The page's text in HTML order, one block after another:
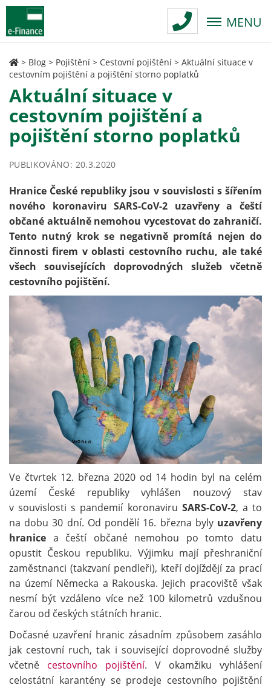
MENU
> Blog > Pojištění > Cestovní pojištění > Aktuální situace v
cestovním pojištění a pojištění storno poplatků
Aktuální situace v
cestovním pojištění a
pojištění storno poplatků
PUBLIKOVÁNO: 20.3.2020
Hranice České republiky jsou v souvislosti s šířením
nového koronaviru SARS-CoV-2 uzavřeny a čeští
občané aktuálně nemohou vycestovat do zahraničí.
Tento nutný krok se negativně promítá nejen do
činnosti firem v oblasti cestovního ruchu, ale také
všech souvisejících doprovodných služeb včetně
cestovního pojištění.
Ve čtvrtek 12. března 2020 od 14 hodin byl na celém
území České republiky vyhlášen nouzový stav
v souvislosti s pandemií koronaviru SARS-CoV-2, a to
na dobu 30 dní. Od pondělí 16. března bylyuzavřeny
hranice a čeští občané nemohou po tomto datu
opustit Českou republiku. Výjimku mají přeshraniční
zaměstnanci (takzvaní pendleři), kteří dojíždějí za prací
na území Německa a Rakouska. Jejich pracoviště však
nesmí být vzdáleno více než 100 kilometrů vzdušnou
čarou od českých státních hranic.
Dočasné uzavření hranic zásadním způsobem zasáhlo
jak cestovní ruch, tak i související doprovodné služby
včetně cestovního pojištění. V okamžiku vyhlášení
celostátní karantény se prodeje cestovního pojištění